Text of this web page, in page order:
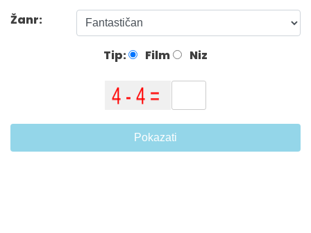
Žanr:
Tip: Film Niz
Pokazati